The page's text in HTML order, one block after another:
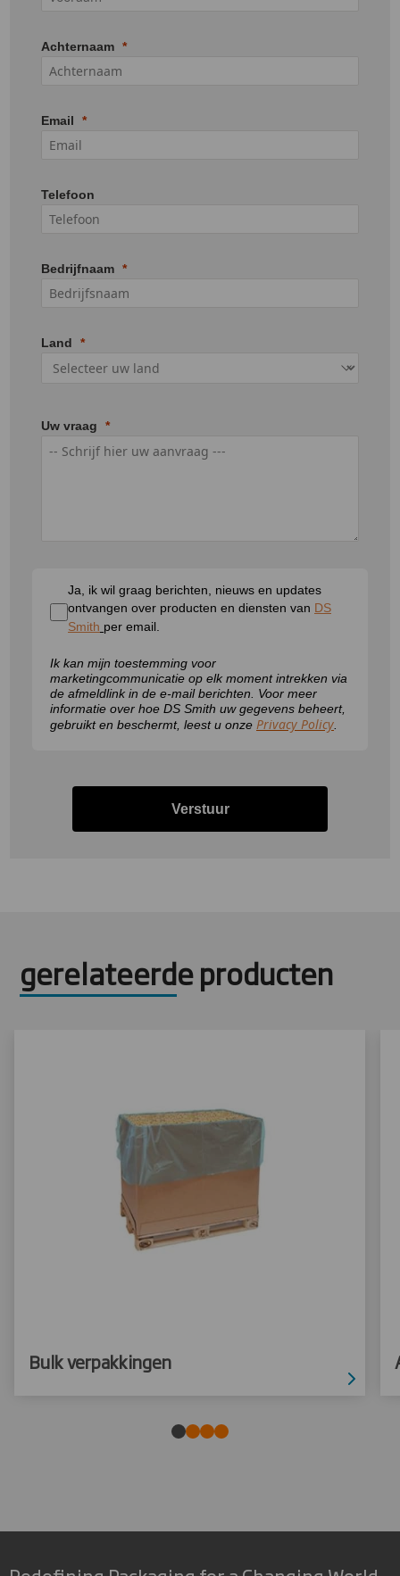
Achternaam
Email
Telefoon
Bedrijfnaam
Land
Uw vraag
Ja, ik wil graag berichten, nieuws en updates
ontvangen over producten en diensten van DS
Smith per email.
Ik kan mijn toestemming voor
marketingcommunicatie op elk moment intrekken via
de afmeldlink in de e-mail berichten. Voor meer
informatie over hoe DS Smith uw gegevens beheert,
gebruikt en beschermt, leest u onze Privacy Policy
Verstuur
gerelateerde producten
Bulk verpakkingen